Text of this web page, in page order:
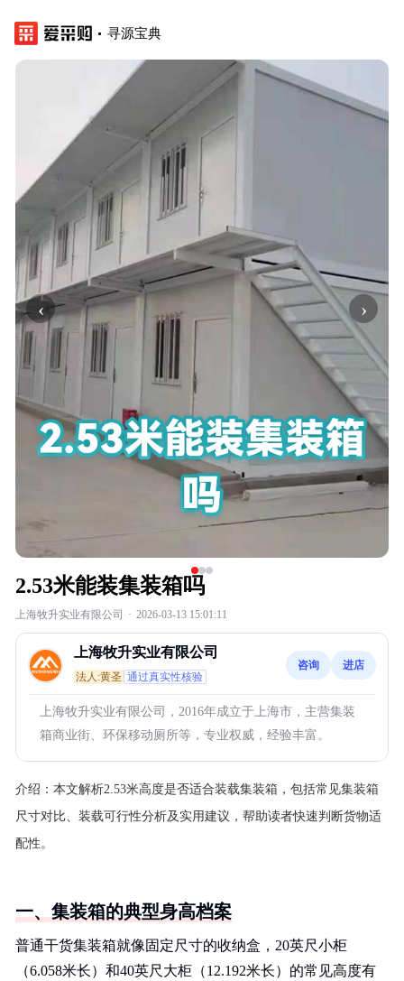
寻源宝典
‹ ›
2.53米能装集装箱吗
上海牧升实业有限公司 · 2026-03-13 15:01:11
上海牧升实业有限公司
法人:黄圣 通过真实性核验
咨询 进店
上海牧升实业有限公司，2016年成立于上海市，主营集装
箱商业街、环保移动厕所等，专业权威，经验丰富。
介绍： 本文解析2.53米高度是否适合装载集装箱，包括常见集装箱
尺寸对比、装载可行性分析及实用建议，帮助读者快速判断货物适
配性。
一、集装箱的典型身高档案
普通干货集装箱就像固定尺寸的收纳盒，20英尺小柜
（6.058米长）和40英尺大柜（12.192米长）的常见高度有